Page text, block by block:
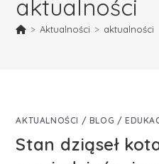
aktualności
> Aktualności > aktualności
AKTUALNOŚCI / BLOG /
Stan dziąseł